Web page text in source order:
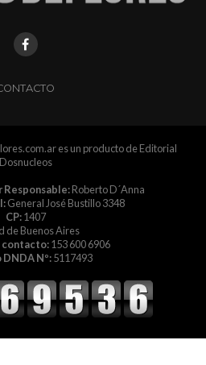
es un producto de Editorial
Dosnucleos
Roberto D´Anna
General José Bustillo 3348
CP:1407
de Buenos Aires
contacto:153 600 6906
Nº:5117493